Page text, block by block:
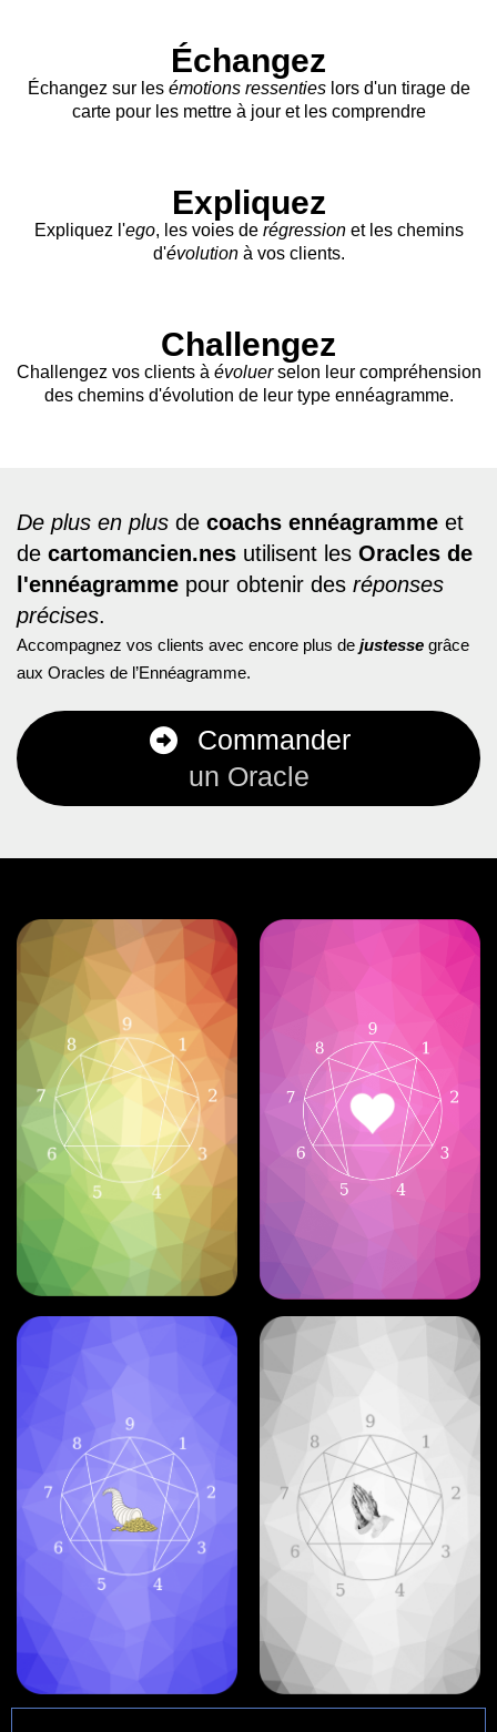
Échangez
Échangez sur les émotions ressentieslors d'un tirage de
carte pour les mettre à jour et les comprendre
Expliquez
Expliquez l'ego, les voies de régression et les chemins
d'évolution à vos clients.
Challengez
Challengez vos clients à évoluerselon leur compréhension
des chemins d'évolution de leur type ennéagramme.
De plus en plus de coachs ennéagramme et
de cartomancien.nes utilisent les Or​acles de
l'ennéagramme pour obtenir des réponses
précises.
Accompagnez vos clients avec encore plus de justesse grâce
aux Oracles de l’Ennéagramme.
Commander
un Oracle